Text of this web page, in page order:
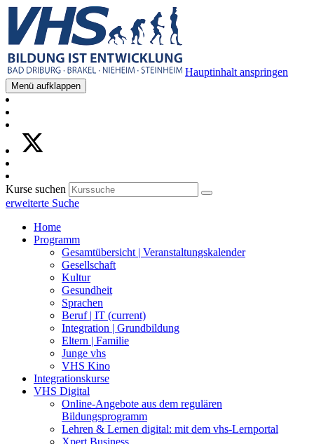
Hauptinhalt anspringen
Menü aufklappen
Kurse suchen
erweiterte Suche
Home
Programm
Gesamtübersicht | Veranstaltungskalender
Gesellschaft
Kultur
Gesundheit
Sprachen
Beruf | IT (current)
Integration | Grundbildung
Eltern | Familie
Junge vhs
VHS Kino
Integrationskurse
VHS Digital
Online-Angebote aus dem regulären
Bildungsprogramm
Lehren & Lernen digital: mit dem vhs-Lernportal
Xpert Business